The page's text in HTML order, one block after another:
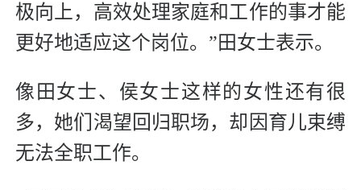
极向上，高效处理家庭和工作的事才能
更好地适应这个岗位。”田女士表示。
像田女士、侯女士这样的女性还有很
多，她们渴望回归职场，却因育儿束缚
无法全职工作。